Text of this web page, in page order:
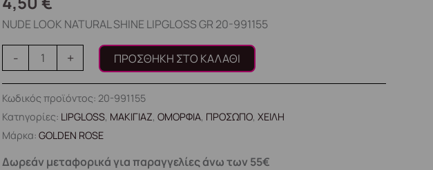
NUDE LOOK NATURAL SHINE LIPGLOSS GR 20-991155
-
LIPGLOSS
991155
+ ΠΡΟΣΘΉΚΗ ΣΤΟ ΚΑΛΆΘΙ
Κωδικός προϊόντος: 20-991155
Κατηγορίες: LIPGLOSS, ΜΑΚΙΓΙΑΖ,ΟΜΟΡΦΙΑ, ΠΡΟΣΩΠΟ,ΧΕΙΛΗ
Μάρκα:GOLDEN ROSE
Δωρεάν μεταφορικά για παραγγελίες άνω των 55€